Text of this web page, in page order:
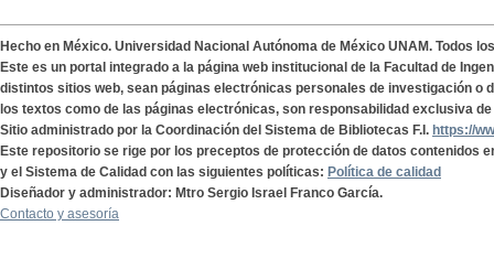
Hecho en México. Universidad Nacional Autónoma de México UNAM. Todos
Este es un portal integrado a la página web institucional de la Facultad de
distintos sitios web, sean páginas electrónicas personales de investigación o
los textos como de las páginas electrónicas, son responsabilidad exclusiva
Sitio administrado por la Coordinación del Sistema de Bibliotecas F.I. https://
Este repositorio se rige por los preceptos de protección de datos contenidos
y el Sistema de Calidad con las siguientes políticas: Política de calidad
Diseñador y administrador: Mtro Sergio Israel Franco García.
Contacto y asesoría